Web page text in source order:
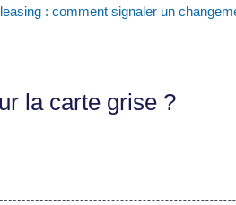
: comment signaler un
la carte grise ?